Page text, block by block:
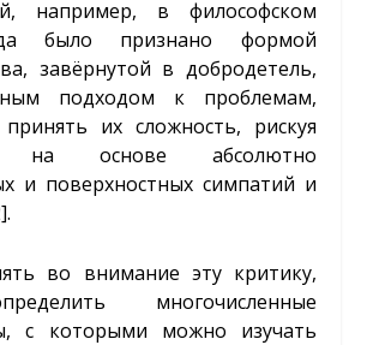
например, в философском
было признано формой
завёрнутой в добродетель,
подходом к проблемам,
их сложность, рискуя
на основе абсолютно
и поверхностных симпатий и
.
во внимание эту критику,
многочисленные
с которыми можно изучать